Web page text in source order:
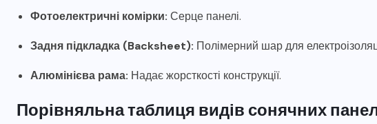
Фотоелектричні комірки: Серце панелі.
Задня підкладка (Backsheet): Полімерний шар для
Алюмінієва рама: Надає жорсткості конструкції.
Порівняльна таблиця видів сонячних